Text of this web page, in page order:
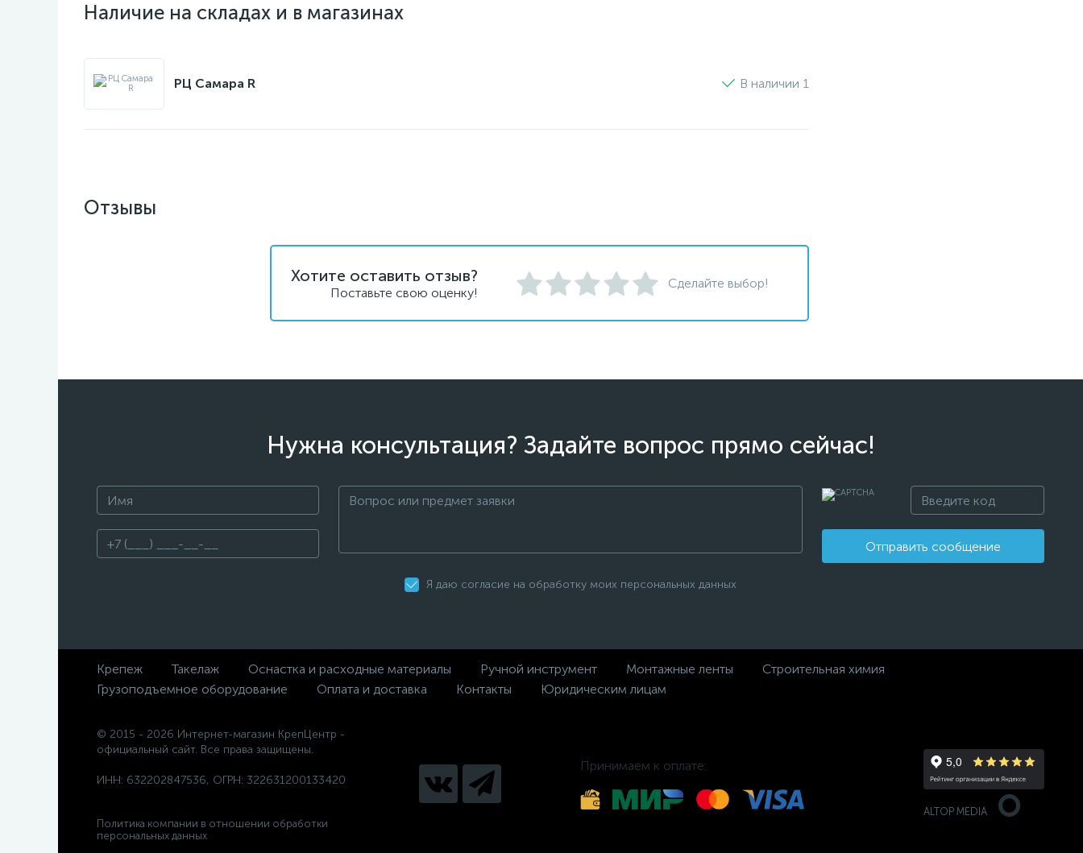
Наличие на складах и в магазинах
РЦ Самара R В наличии 1
Отзывы
Хотите оставить отзыв?
Поставьте свою оценку!
Сделайте выбор!
Нужна консультация? Задайте вопрос прямо сейчас!
Отправить сообщение
Я даю согласие на обработку моих персональных данных
Крепеж Такелаж Оснастка и расходные материалы Ручной инструмент Монтажные ленты
Строительная химия
Грузоподъемное оборудование
Оплата и доставка Контакты Юридическим лицам
© 2015 - 2026 Интернет-магазин КрепЦентр -
официальный сайт. Все права защищены.
ИНН: 632202847536, ОГРН: 322631200133420
Политика компании в отношении обработки
персональных данных
Принимаем к оплате:
ALTOP MEDIA